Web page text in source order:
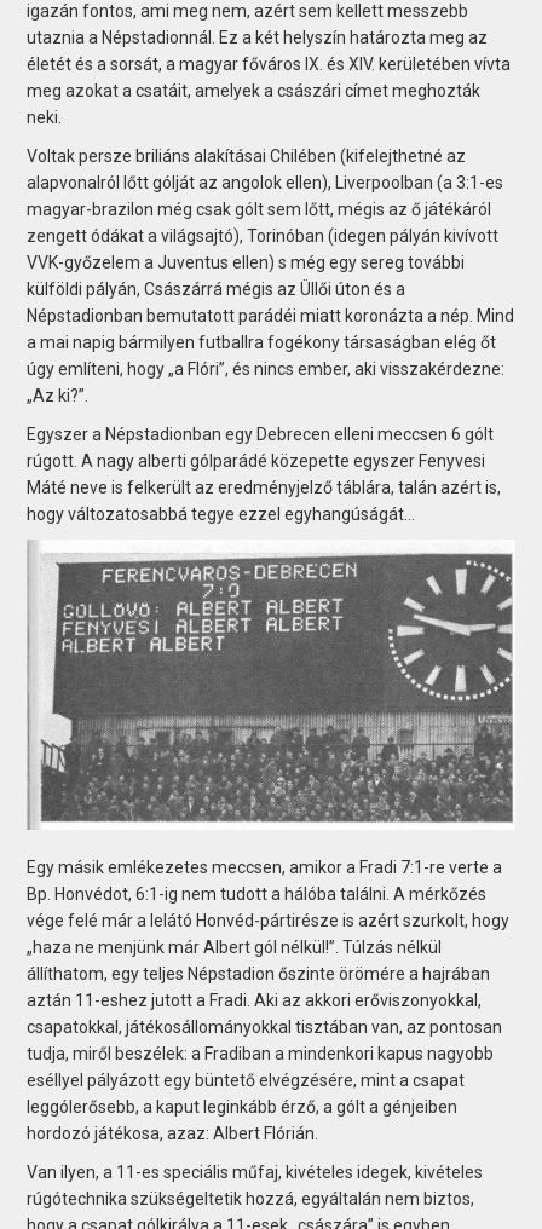
igazán fontos, ami meg nem, azért sem kellett messzebb
utaznia a Népstadionnál. Ez a két helyszín határozta meg az
életét és a sorsát, a magyar főváros IX. és XIV. kerületében vívta
meg azokat a csatáit, amelyek a császári címet meghozták
neki.
Voltak persze briliáns alakításai Chilében (kifelejthetné az
alapvonalról lőtt gólját az angolok ellen), Liverpoolban (a 3:1-es
magyar-brazilon még csak gólt sem lőtt, mégis az ő játékáról
zengett ódákat a világsajtó), Torinóban (idegen pályán kivívott
VVK-győzelem a Juventus ellen) s még egy sereg további
külföldi pályán, Császárrá mégis az Üllői úton és a
Népstadionban bemutatott parádéi miatt koronázta a nép. Mind
a mai napig bármilyen futballra fogékony társaságban elég őt
úgy említeni, hogy „a Flóri”, és nincs ember, aki visszakérdezne:
„Az ki?”.
Egyszer a Népstadionban egy Debrecen elleni meccsen 6 gólt
rúgott. A nagy alberti gólparádé közepette egyszer Fenyvesi
Máté neve is felkerült az eredményjelző táblára, talán azért is,
hogy változatosabbá tegye ezzel egyhangúságát…
Egy másik emlékezetes meccsen, amikor a Fradi 7:1-re verte a
Bp. Honvédot, 6:1-ig nem tudott a hálóba találni. A mérkőzés
vége felé már a lelátó Honvéd-pártirésze is azért szurkolt, hogy
„haza ne menjünk már Albert gól nélkül!”. Túlzás nélkül
állíthatom, egy teljes Népstadion őszinte örömére a hajrában
aztán 11-eshez jutott a Fradi. Aki az akkori erőviszonyokkal,
csapatokkal, játékosállományokkal tisztában van, az pontosan
tudja, miről beszélek: a Fradiban a mindenkori kapus nagyobb
eséllyel pályázott egy büntető elvégzésére, mint a csapat
leggólerősebb, a kaput leginkább érző, a gólt a génjeiben
hordozó játékosa, azaz: Albert Flórián.
Van ilyen, a 11-es speciális műfaj, kivételes idegek, kivételes
rúgótechnika szükségeltetik hozzá, egyáltalán nem biztos,
hogy a csapat gólkirálya a 11-esek „császára” is egyben.